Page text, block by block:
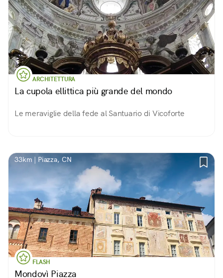
ARCHITETTURA
La cupola ellittica più grande del mondo
Le meraviglie della fede al Santuario di Vicoforte
33km | Piazza, CN
FLASH
Mondovì Piazza